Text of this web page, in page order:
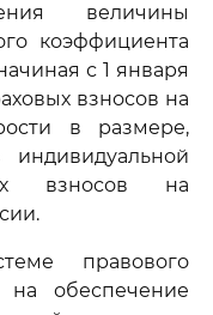
величины
коэффициента
с 1 января
взносов на
в размере,
взносов на
правового
на обеспечение